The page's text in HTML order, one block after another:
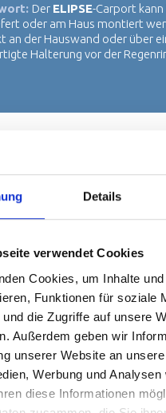
Details
verwendet Cookies
Cookies, um Inhalte
Funktionen für soziale
die Zugriffe auf unsere
Außerdem geben wir
unserer Website an
Werbung und Analysen
diese Informationen
Der ELIPSE-Carport
oder am Haus montiert
an der Hauswand oder über
Halterung vor der
für Wohnmobile